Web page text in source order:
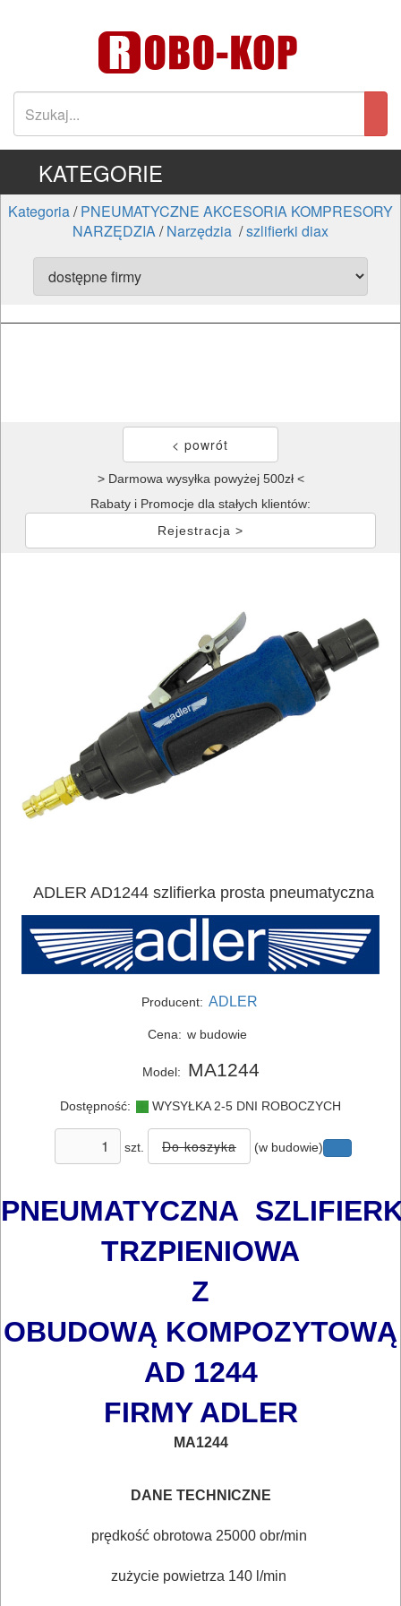
ELEKTRONARZĘDZIA
SIECIOWE
AKCESORIA
ELEKTRONARZĘDZI
MAGAZYNOWANIE
TRANSPORTOWANIE
POMIAROWE
BUDOWLANE
GLAZURNICZE
AKCESORIA
MASZYNKI
URZĄDZENIA
KATEGORIE
Kategoria/PNEUMATYCZNE AKCESORIA KOMPRESORY
NARZĘDZIA/Narzędzia /szlifierki diax
> Darmowa wysyłka powyżej 500zł <
Rabaty i Promocje dla stałych klientów:
Rejestracja >
ADLER AD1244 szlifierka prosta pneumatyczna
Producent: ADLER
Cena: w budowie
Model: MA1244
Dostępność: WYSYŁKA 2-5 DNI ROBOCZYCH
szt. (w budowie)
PNEUMATYCZNA
TRZPIENIOWA
Z
OBUDOWĄ KOMPOZYTOWĄ
AD 1244
FIRMY ADLER
MA1244
DANE TECHNICZNE
prędkość obrotowa 25000 obr/min
zużycie powietrza 140 l/min